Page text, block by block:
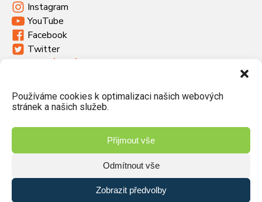
Používáme cookies k optimalizaci našich webových
stránek a našich služeb.
Přijmout vše
Odmítnout vše
Zobrazit předvolby
Instagram
YouTube
Facebook
Twitter
Havlíčkova 46, 533 03 Dašice
+420 466 951 103